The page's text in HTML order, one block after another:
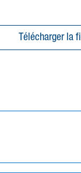
Télécharger la